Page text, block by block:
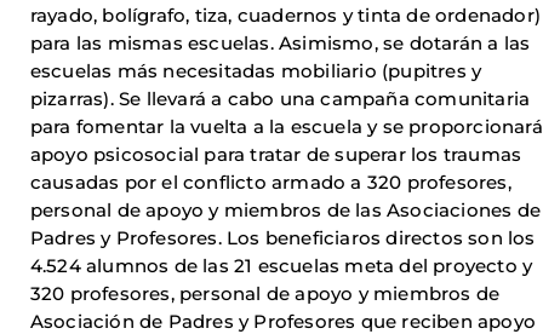
rayado, bolígrafo, tiza, cuadernos y tinta de ordenador)
para las mismas escuelas. Asimismo, se dotarán a las
escuelas más necesitadas mobiliario (pupitres y
pizarras). Se llevará a cabo una campaña comunitaria
para fomentar la vuelta a la escuela y se proporcionará
apoyo psicosocial para tratar de superar los traumas
causadas por el conflicto armado a 320 profesores,
personal de apoyo y miembros de las Asociaciones de
Padres y Profesores. Los beneficiaros directos son los
4.524 alumnos de las 21 escuelas meta del proyecto y
320 profesores, personal de apoyo y miembros de
Asociación de Padres y Profesores que reciben apoyo